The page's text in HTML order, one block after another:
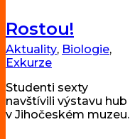
Rostou!
Aktuality, Biologie,
Exkurze
Studenti sexty
navštívili výstavu hub
v Jihočeském muzeu.